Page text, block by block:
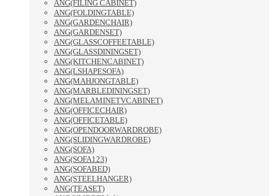
ANG(FILING CABINET)
ANG(FOLDINGTABLE)
ANG(GARDENCHAIR)
ANG(GARDENSET)
ANG(GLASSCOFFEETABLE)
ANG(GLASSDININGSET)
ANG(KITCHENCABINET)
ANG(LSHAPESOFA)
ANG(MAHJONGTABLE)
ANG(MARBLEDININGSET)
ANG(MELAMINETVCABINET)
ANG(OFFICECHAIR)
ANG(OFFICETABLE)
ANG(OPENDOORWARDROBE)
ANG(SLIDINGWARDROBE)
ANG(SOFA)
ANG(SOFA123)
ANG(SOFABED)
ANG(STEELHANGER)
ANG(TEASET)